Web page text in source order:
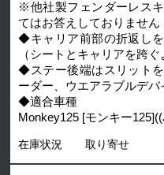
※他社製フェンダーレス
てはお答えしておりません
◆キャリア前部の折返し
（シートとキャリアを跨ぐ
◆ステー後端はスリット
ーダー、ウエアラブルデ
◆適合車種
Monkey125 [モンキー
在庫状況 取り寄せ